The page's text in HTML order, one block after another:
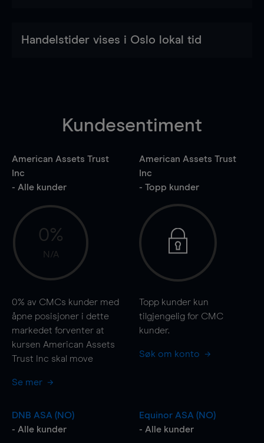
Handelstider vises i Oslo lokal tid
Kundesentiment
American Assets Trust
Inc
- Alle kunder
0%
N/A
0% av CMCs kunder med
åpne posisjoner i dette
markedet forventer at
kursen American Assets
Trust Inc skal move
Se mer
American Assets Trust
Inc
- Topp kunder
Topp kunder kun
tilgjengelig for CMC
kunder.
Søk om konto
DNB ASA (NO)
- Alle kunder
Equinor ASA (NO)
- Alle kunder